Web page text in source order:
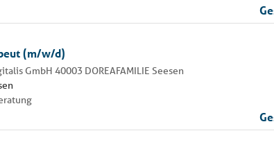
(m/w/d)
GmbH 40003 DOREAFAMILIE Seesen